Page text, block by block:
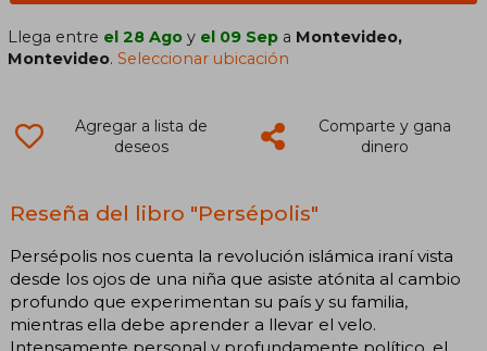
Llega entre el 28 Ago y el 09 Sep a Montevideo,
Montevideo.Seleccionar ubicación
Agregar a lista de
deseos
Comparte y gana
dinero
Reseña del libro "Persépolis"
Persépolis nos cuenta la revolución islámica iraní vista
desde los ojos de una niña que asiste atónita al cambio
profundo que experimentan su país y su familia,
mientras ella debe aprender a llevar el velo.
Intensamente personal y profundamente político, el